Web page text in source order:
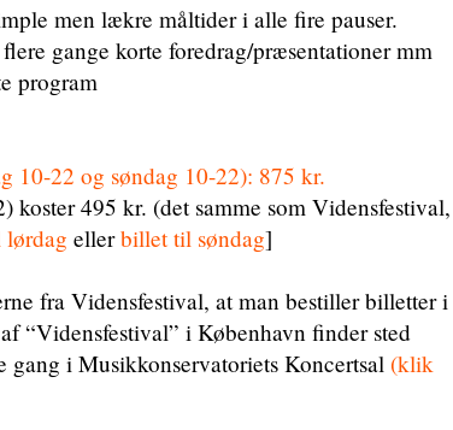
men lækre måltider i alle fire pauser.
gange korte foredrag/præsentationer mm
program
10-22 og søndag 10-22): 875 kr.
koster 495 kr. (det samme som Vidensfestival,
ellerbillet til søndag]
fra Vidensfestival, at man bestiller billetter i
“Vidensfestival” i København finder sted
gang i Musikkonservatoriets Koncertsal (klik